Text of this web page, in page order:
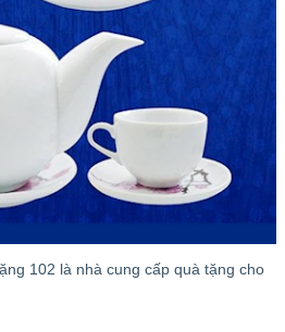
102 là nhà cung cấp quà tặng cho